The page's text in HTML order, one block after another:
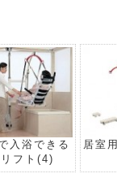
入浴できる
リフト(4)
居室